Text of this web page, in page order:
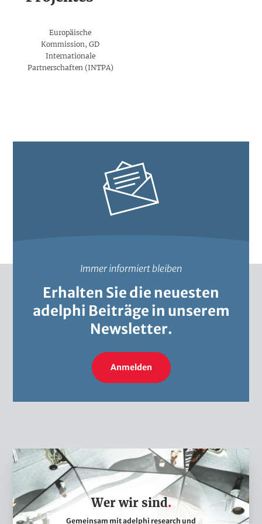
Europäische
Kommission, GD
Internationale
Partnerschaften (INTPA)
Immer informiert bleiben
Erhalten Sie die neuesten
adelphi Beiträge in unserem
Newsletter.
Anmelden
W
e
w
i
Wer wir sind
Gemeinsam mit adelphi research und